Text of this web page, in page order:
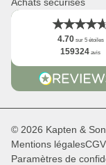
Achats sécurisés
4.70sur 5 étoiles
159324 avis
© 2026 Kapten &
Mentions légalesCGV
Paramètres de